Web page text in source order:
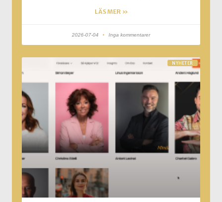
LÄS MER »
2026-07-04 Inga kommentarer
NYHETER